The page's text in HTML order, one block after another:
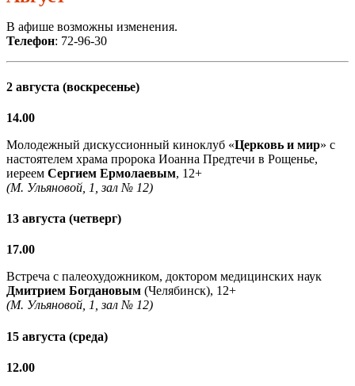
В афише возможны изменения.
Телефон: 72-96-30
2 августа (воскресенье)
14.00
Молодежный дискуссионный киноклуб «Церковь и мир» с
настоятелем храма пророка Иоанна Предтечи в Рощенье,
иереем Сергием Ермолаевым, 12+
(М. Ульяновой, 1, зал № 12)
13 августа (четверг)
17.00
Встреча с палеохудожником, доктором медицинских наук
Дмитрием Богдановым (Челябинск), 12+
(М. Ульяновой, 1, зал № 12)
15 августа (среда)
12.00